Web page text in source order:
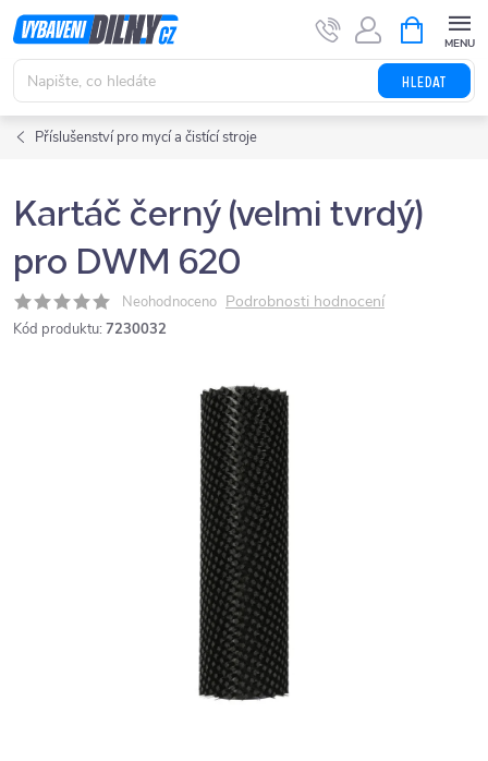
Přejít
na
obsah
HLEDAT
NÁKUPNÍ
KOŠÍK
Příslušenství pro mycí a čistící stroje
Kartáč černý (velmi tvrdý)
pro DWM 620
Neohodnoceno Podrobnosti hodnocení
Kód produktu: 7230032